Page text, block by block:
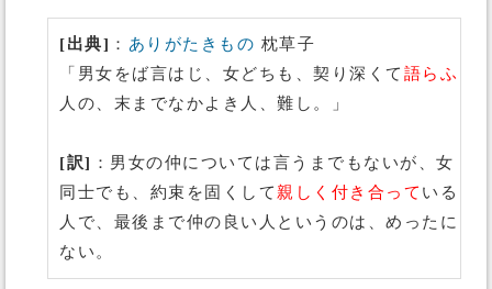
[出典] ： ありがたきもの 枕草子
「男女をば言はじ、女どちも、契り深くて 語らふ
人の、末までなかよき人、難し。」
[訳] ：男女の仲については言うまでもないが、女
同士でも、約束を固くして 親しく付き合って いる
人で、最後まで仲の良い人というのは、めったに
ない。